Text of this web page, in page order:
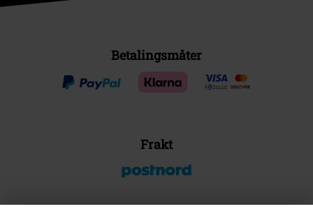
Betalingsmåter
Frakt